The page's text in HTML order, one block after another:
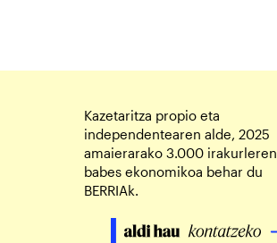
Kazetaritza propio eta
independentearen alde, 2025
amaierarako 3.000 irakurleren
babes ekonomikoa behar du
BERRIAk.